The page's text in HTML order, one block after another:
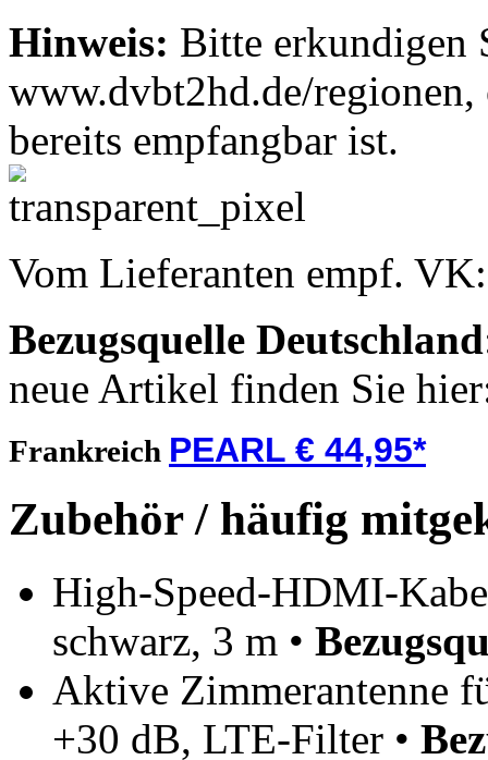
Hinweis: Bitte erkundigen
www.dvbt2hd.de/
bereits empfangbar ist.
Vom Lieferanten empf.
Bezugsquelle Deutschland
neue Artikel finden Sie
Frankreich PEARL € 44,95*
Zubehör / häufig
High-Speed-HDMI-
schwarz, 3 m •
Aktive Zimmerantenne
+30 dB, LTE-Filter •